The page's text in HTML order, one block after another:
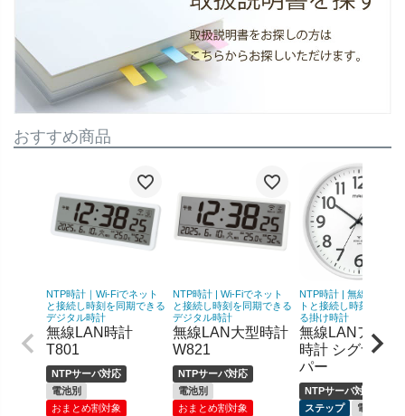
おすすめ商品
NTP時計｜Wi-Fiでネット
と接続し時刻を同期できる
デジタル時計
無線LAN時計
T801
NTPサーバ対応
電池別
おまとめ割対象
NTP時計 | Wi-Fiでネット
と接続し時刻を同期できる
デジタル時計
無線LAN大型時計
W821
NTPサーバ対応
電池別
おまとめ割対象
NTP時計 | 無線LANで
トと接続し時刻を同期
る掛け時計
無線LANアナロ
時計 シグナル
パー
NTPサーバ対応
ステップ
電池別